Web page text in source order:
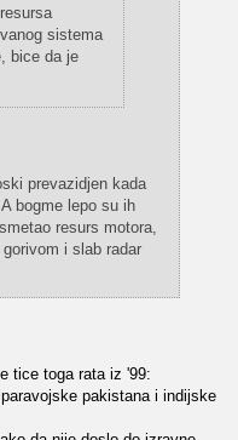
sistema
bice da je
prevazidjen kada
bogme lepo su ih
resurs motora,
i slab radar
tice toga rata iz '99:
pakistana i indijske